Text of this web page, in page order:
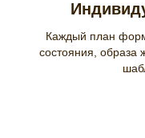
Каждый план
состояния, образа